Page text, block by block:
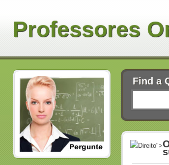
Professores
Find a
Direito">